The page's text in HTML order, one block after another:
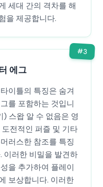
세대 간의 격차를 해
을 제공합니다.
#3
에그
이틀의 특징은 숨겨
를 포함하는 것입니
) 스왑 알 수 없음은 영
전적인 퍼즐 및 기타
러스한 참조를 특징
이러한 비밀을 발견하
을 추가하여 플레이
보상합니다. 이러한